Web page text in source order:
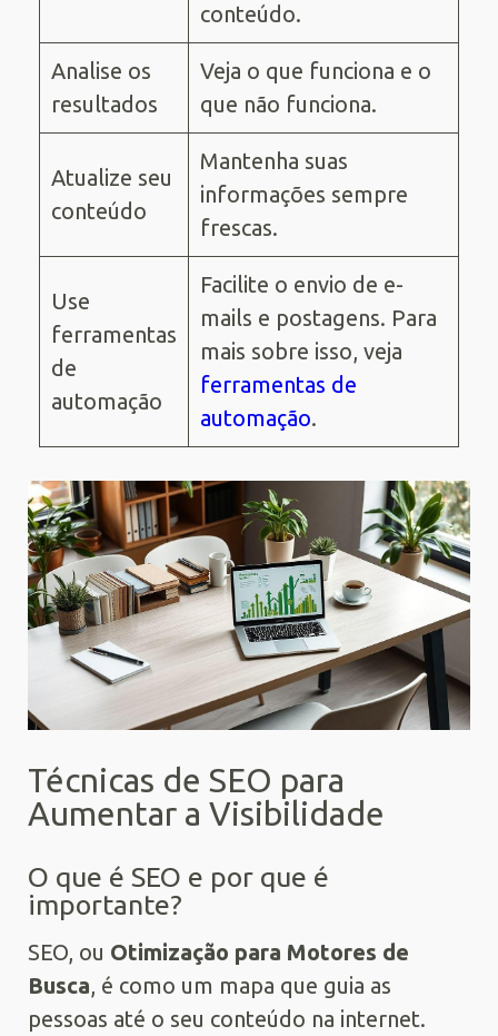
conteúdo.
Analise os
resultados
Veja o que funciona e o
que não funciona.
Atualize seu
conteúdo
Mantenha suas
informações sempre
frescas.
Use
ferramentas
de
automação
Facilite o envio de e-
mails e postagens. Para
mais sobre isso, veja
ferramentas de
automação.
Técnicas de SEO para
Aumentar a Visibilidade
O que é SEO e por que é
importante?
SEO, ou Otimização para Motores de
Busca , é como um mapa que guia as
pessoas até o seu conteúdo na internet.